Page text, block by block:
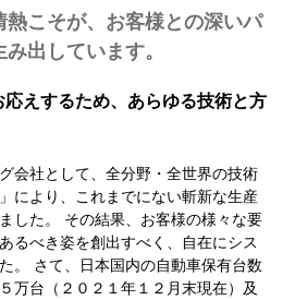
熱こそが、お客様との深いパ
出しています。
応えするため、あらゆる技術と方
会社として、全分野・全世界の技術
により、これまでにない斬新な生産
した。 その結果、お客様の様々な要
るべき姿を創出すべく、自在にシス
。 さて、日本国内の自動車保有台数
万台（２０２１年１２月末現在）及